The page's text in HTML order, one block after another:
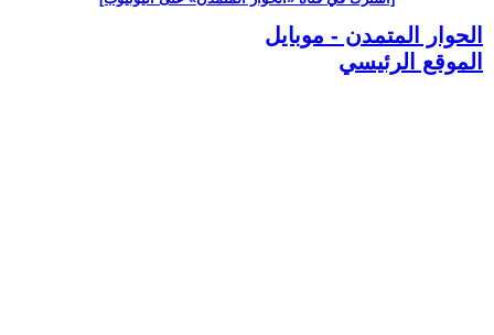
الحوار المتمدن - موبايل
الموقع الرئيسي